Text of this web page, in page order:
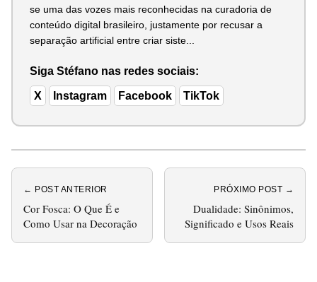
se uma das vozes mais reconhecidas na curadoria de
conteúdo digital brasileiro, justamente por recusar a
separação artificial entre criar siste...
Siga Stéfano nas redes sociais:
X Instagram Facebook TikTok
← POST ANTERIOR
Cor Fosca: O Que É e
Como Usar na Decoração
PRÓXIMO POST →
Dualidade: Sinônimos,
Significado e Usos Reais